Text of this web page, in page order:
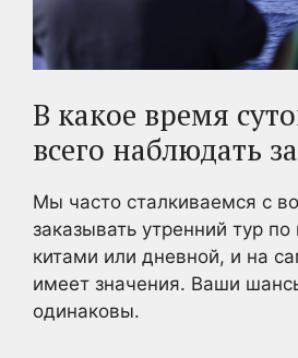
В какое время
всего наблюдать
Мы часто сталкиваемся с
заказывать утренний тур
китами или дневной, и на
имеет значения. Ваши
одинаковы.